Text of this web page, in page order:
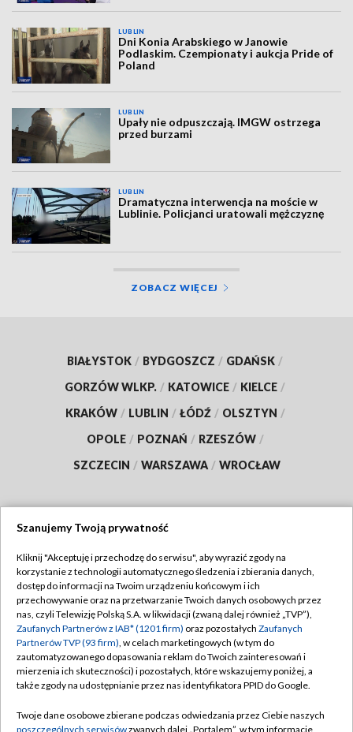
LUBLIN
Dni Konia Arabskiego w Janowie
Podlaskim. Czempionaty i aukcja Pride of
Poland
LUBLIN
Upały nie odpuszczają. IMGW ostrzega
przed burzami
LUBLIN
Dramatyczna interwencja na moście w
Lublinie. Policjanci uratowali mężczyznę
ZOBACZ WIĘCEJ
BIAŁYSTOK / BYDGOSZCZ / GDAŃSK /
GORZÓW WLKP. / KATOWICE / KIELCE /
KRAKÓW / LUBLIN / ŁÓDŹ / OLSZTYN /
OPOLE / POZNAŃ / RZESZÓW /
SZCZECIN / WARSZAWA / WROCŁAW
TVP
Abonament TVP
Emisja w TVP
Centrum informacji TVP
Naziemna Telewizja Cyfrowa
Rada Programowa
Regulamin TVP
Polityka prywatności
Moje zgody
Pomoc
Szanujemy Twoją prywatność
Kliknij "Akceptuję i przechodzę do serwisu", aby wyrazić zgody na
korzystanie z technologii automatycznego śledzenia i zbierania danych,
dostęp do informacji na Twoim urządzeniu końcowym i ich
przechowywanie oraz na przetwarzanie Twoich danych osobowych przez
nas, czyli Telewizję Polską S.A. w likwidacji (zwaną dalej również „TVP”),
Zaufanych Partnerów z IAB* (1201 firm) oraz pozostałych Zaufanych
Partnerów TVP (93 firm), w celach marketingowych (w tym do
zautomatyzowanego dopasowania reklam do Twoich zainteresowań i
mierzenia ich skuteczności) i pozostałych, które wskazujemy poniżej, a
także zgody na udostępnianie przez nas identyfikatora PPID do Google.
Twoje dane osobowe zbierane podczas odwiedzania przez Ciebie naszych
poszczególnych serwisówzwanych dalej „Portalem”, w tym informacje